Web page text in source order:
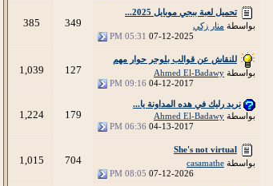
تحميل لعبة ببجي موبايل 2025...
بواسطة منار زكي
07-12-2025
05:31 PM
349
385
للنقاش عن قوالب بلوجر حوار مهم
بواسطة Ahmed El-Badawy
04-12-2017
09:16 PM
127
1,039
نريد رليك في هده المداونة يا...
بواسطة Ahmed El-Badawy
04-13-2017
06:36 PM
179
1,224
She's not virtual
بواسطة casamathe
07-12-2026
08:05 PM
704
1,015